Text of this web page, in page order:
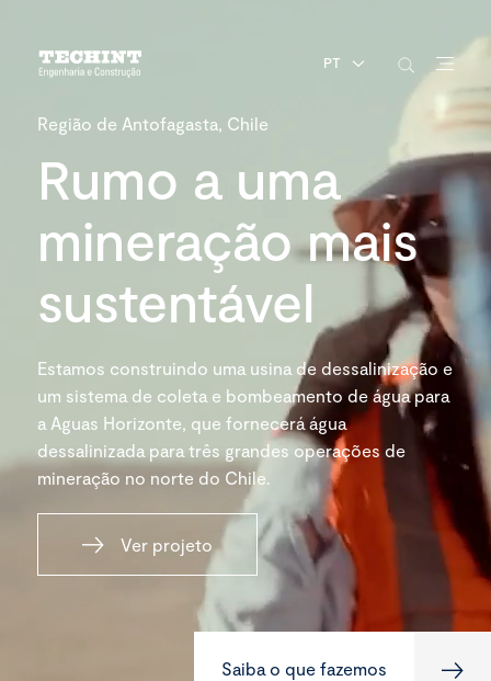
PT
Região de Antofagasta, Chile
Rumo a uma
mineração mais
sustentável
Estamos construindo uma usina de dessalinização e
um sistema de coleta e bombeamento de água para
a Aguas Horizonte, que fornecerá água
dessalinizada para três grandes operações de
mineração no norte do Chile.
Ver projeto
Saiba o que fazemos